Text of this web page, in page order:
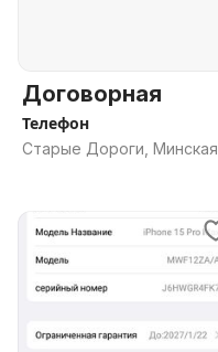
Договорная
Телефон
Старые Дороги, Минская